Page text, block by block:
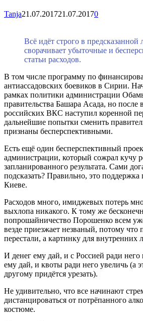
Tanja21.07.201721.07.20170
Всё идёт строго в предсказанной
сворачивает убыточные и
статьи расходов.
В том числе программу по
антиассадовских боевиков в Сирии.
рамках политики администрации
правительства Башара Асада, но после
российских ВКС наступил коренной
дальнейшие попытки сменить
признаны бесперспективными.
Есть ещё один бесперспективный
администрации, который сожрал кучу
запланированного результата. Сами
подсказать? Правильно, это поддержка
Киеве.
Расходов много, имиджевых потерь
выхлопа никакого. К тому же
попрошайничество Порошенко всем
везде приезжает незваный, потому что
перестали, а картинку для внутренних
И денег ему дай, и с Россией ради него
ему дай, и квоты ради него увеличь (а
другому придётся урезать).
Не удивительно, что все начинают
дистанцироваться от потрёпанного
костюме.